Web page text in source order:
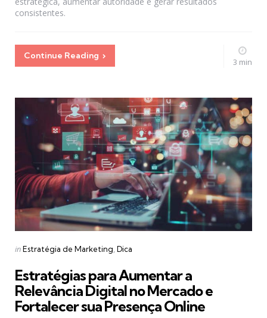
consistentes.
Continue Reading
3 min
Categories
Posted
inEstratégia de Marketing Dica
Estratégias para Aumentar a
Relevância Digital no Mercado e
Fortalecer sua Presença Online